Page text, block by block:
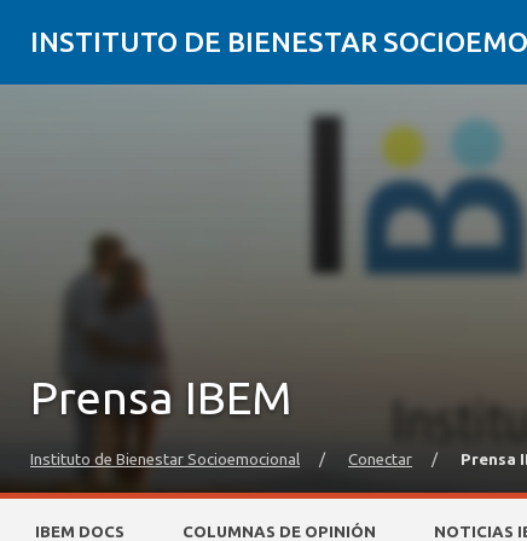
INSTITUTO DE BIENESTAR
Prensa IBEM
Instituto de Bienestar Socioemocional / Conectar / Prensa
IBEM DOCS COLUMNAS DE OPINIÓN NOTICIAS